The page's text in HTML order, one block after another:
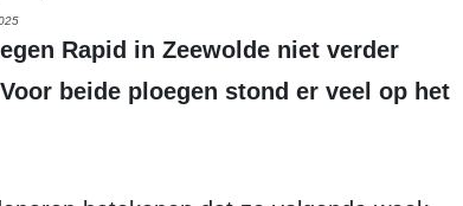
beide ploegen stond er veel op het